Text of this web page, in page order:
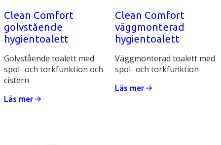
Clean Comfort
golvstående
hygientoalett
Golvstående toalett med
spol- och torkfunktion och
cistern
Läs mer
Clean Comfort
väggmonterad
hygientoalett
Väggmonterad toalett med
spol- och torkfunktion
Läs mer